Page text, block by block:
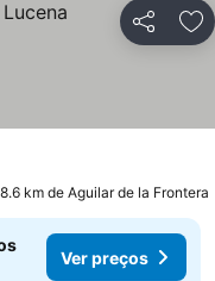
Partilhar
km de Aguilar de la Frontera
Ver preços